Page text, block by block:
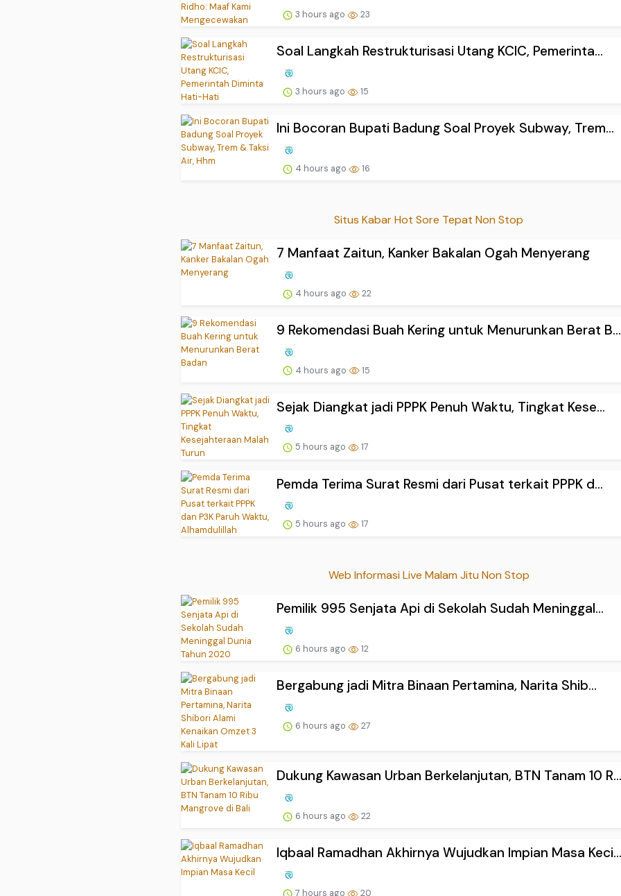
3 hours ago 23
Soal Langkah Restrukturisasi Utang KCIC, Pemerinta...
3 hours ago 15
Ini Bocoran Bupati Badung Soal Proyek Subway, Trem...
4 hours ago 16
Situs Kabar Hot Sore Tepat Non Stop
7 Manfaat Zaitun, Kanker Bakalan Ogah Menyerang
4 hours ago 22
9 Rekomendasi Buah Kering untuk Menurunkan Berat B...
4 hours ago 15
Sejak Diangkat jadi PPPK Penuh Waktu, Tingkat Kese...
5 hours ago 17
Pemda Terima Surat Resmi dari Pusat terkait PPPK d...
5 hours ago 17
Web Informasi Live Malam Jitu Non Stop
Pemilik 995 Senjata Api di Sekolah Sudah Meninggal...
6 hours ago 12
Bergabung jadi Mitra Binaan Pertamina, Narita Shib...
6 hours ago 27
Dukung Kawasan Urban Berkelanjutan, BTN Tanam 10
6 hours ago 22
Iqbaal Ramadhan Akhirnya Wujudkan Impian Masa
7 hours ago 20